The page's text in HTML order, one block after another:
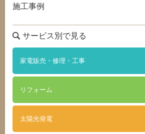
施工事例
サービス別で見る
家電販売・修理・工事
リフォーム
太陽光発電